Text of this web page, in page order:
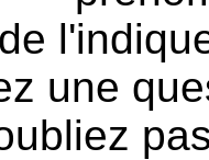
une